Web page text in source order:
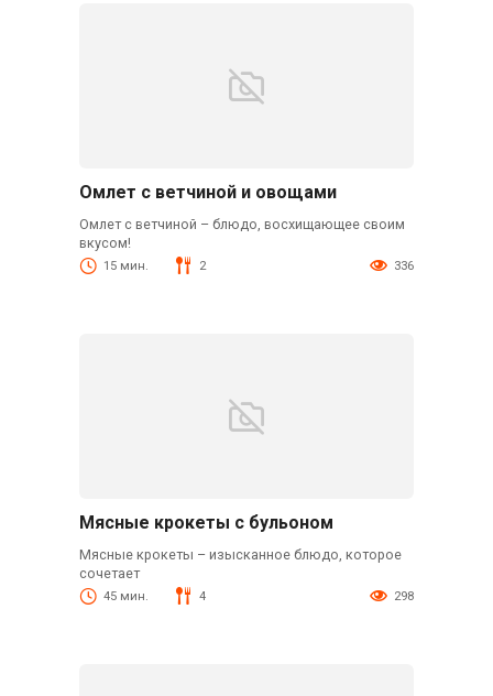
Омлет с ветчиной и овощами
Омлет с ветчиной – блюдо, восхищающее своим
вкусом!
15 мин. 2 336
Мясные крокеты с бульоном
Мясные крокеты – изысканное блюдо, которое
сочетает
45 мин. 4 298